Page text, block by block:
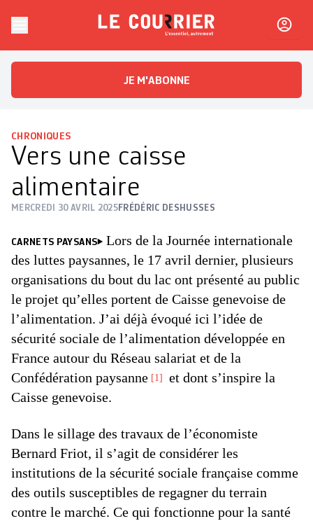
Le CourrierL'essentiel, autrement
JE M'ABONNE
CHRONIQUES
Vers une caisse
alimentaire
MERCREDI 30 AVRIL 2025FRÉDÉRIC DESHUSSES
CARNETS PAYSANS
Lors de la Journée internationale
des luttes paysannes, le 17 avril dernier, plusieurs
organisations du bout du lac ont présenté au public
le projet qu’elles portent de Caisse genevoise de
l’alimentation. J’ai déjà évoqué ici l’idée de
sécurité sociale de l’alimentation développée en
France autour du Réseau salariat et de la
Confédération paysanne
1
et dont s’inspire la
Caisse genevoise.
Dans le sillage des travaux de l’économiste
Bernard Friot, il s’agit de considérer les
institutions de la sécurité sociale française comme
des outils susceptibles de regagner du terrain
contre le marché. Ce qui fonctionne pour la santé